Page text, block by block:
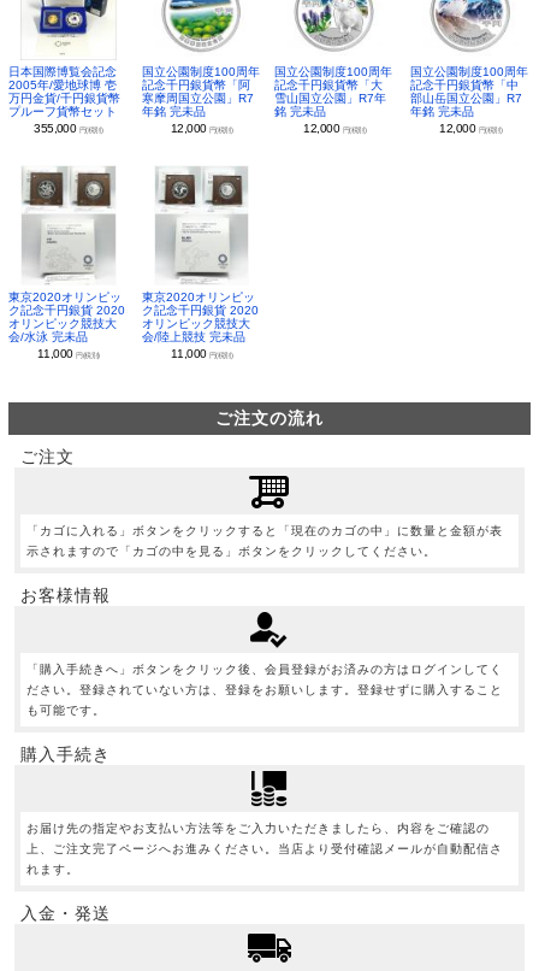
日本国際博覧会記念
2005年/愛地球博 壱
万円金貨/千円銀貨幣
プルーフ貨幣セット
355,000 円(税別)
国立公園制度100周年
記念千円銀貨幣「阿
寒摩周国立公園」R7
年銘 完未品
12,000 円(税別)
国立公園制度100周年
記念千円銀貨幣「大
雪山国立公園」R7年
銘 完未品
12,000 円(税別)
国立公園制度100周年
記念千円銀貨幣「中
部山岳国立公園」R7
年銘 完未品
12,000 円(税別)
東京2020オリンピッ
ク記念千円銀貨 2020
オリンピック競技大
会/水泳 完未品
11,000円(税別)
東京2020オリンピッ
ク記念千円銀貨 2020
オリンピック競技大
会/陸上競技 完未品
11,000 円(税別)
ご注文の流れ
ご注文
「カゴに入れる」ボタンをクリックすると「現在のカゴの中」に数量と金額が表
示されますので「カゴの中を見る」ボタンをクリックしてください。
お客様情報
「購入手続きへ」ボタンをクリック後、会員登録がお済みの方はログインしてく
ださい。登録されていない方は、登録をお願いします。登録せずに購入すること
も可能です。
購入手続き
お届け先の指定やお支払い方法等をご入力いただきましたら、内容をご確認の
上、ご注文完了ページへお進みください。当店より受付確認メールが自動配信さ
れます。
入金・発送